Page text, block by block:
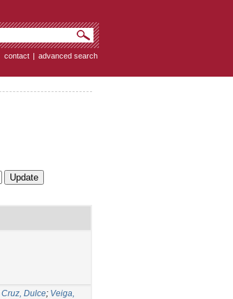
contact | advanced search
Cruz, Dulce; Veiga,